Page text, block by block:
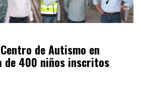
de Autismo en
de 400 niños inscritos